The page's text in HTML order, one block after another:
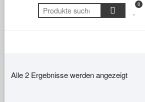
Suchen
nach:
0
Alle 2 Ergebnisse werden angezeigt